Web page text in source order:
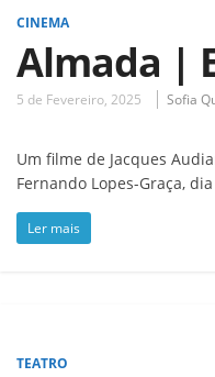
CINEMA
Almada |
5 de Fevereiro, 2025 Sofia
Um filme de Jacques
Fernando Lopes-Graça,
Ler mais
TEATRO